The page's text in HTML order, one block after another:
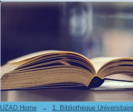
Filter by: Subject
UZAD Home →